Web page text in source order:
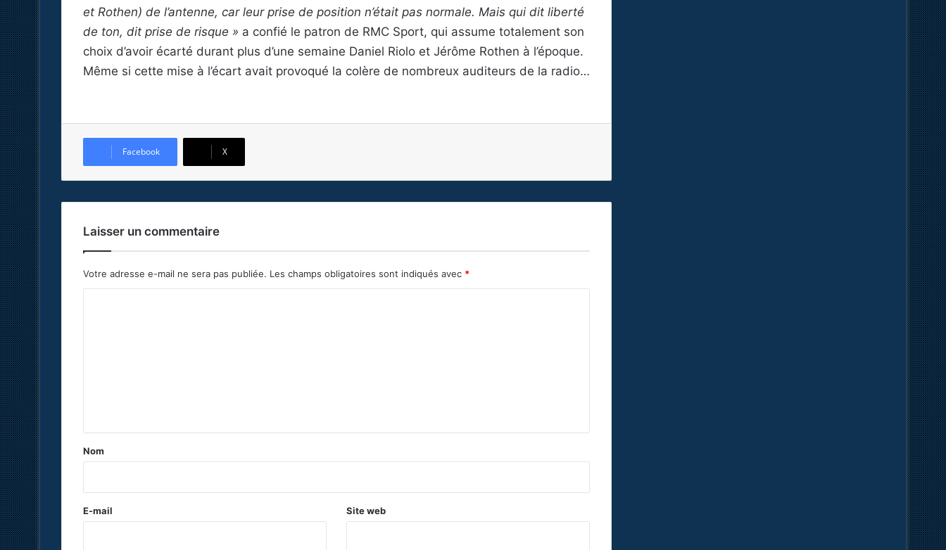
et Rothen) de l’antenne, car leur prise de position n’était pas normale. Mais qui dit liberté
de ton, dit prise de risque » a confié le patron de RMC Sport, qui assume totalement son
choix d’avoir écarté durant plus d’une semaine Daniel Riolo et Jérôme Rothen à l’époque.
Même si cette mise à l’écart avait provoqué la colère de nombreux auditeurs de la radio…
Facebook X
Laisser un commentaire
Votre adresse e-mail ne sera pas publiée. Les champs obligatoires sont indiqués avec *
a
e
Nom
E-mail Site web